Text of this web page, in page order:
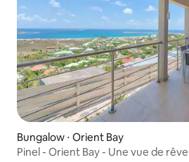
Bungalow ⋅ Orient Bay
Pinel - Orient Bay - Une vue de